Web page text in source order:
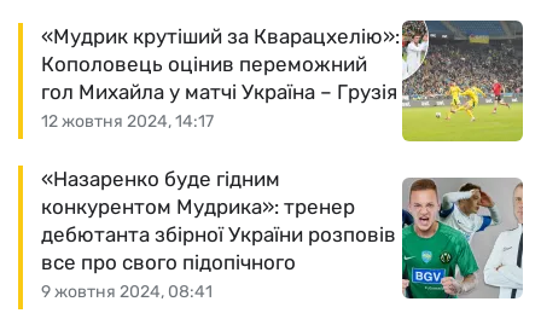
12 жовтня 2024, 14:17
«Мудрик крутіший за Кварацхелію»:
Кополовець оцінив переможний
гол Михайла у матчі Україна – Грузія
9 жовтня 2024, 08:41
«Назаренко буде гідним
конкурентом Мудрика»: тренер
дебютанта збірної України розповів
все про свого підопічного